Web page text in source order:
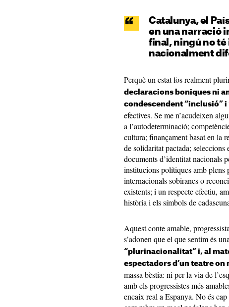
Catalunya, el
en una narració
final, ningú no
nacionalment
Perquè un estat fos realment
declaracions boniques ni
condescendent “inclusió” i
efectives. Se me n’acudeixen
a l’autodeterminació;
cultura; finançament basat en la
de solidaritat pactada; seleccions
documents d’identitat nacionals
institucions polítiques amb plens
internacionals sobiranes o
existents; i un respecte efectiu,
història i els símbols de
Aquest conte amable,
s’adonen que el que sentim és
“plurinacionalitat” i, al
espectadors d’un teatre on
massa bèstia: ni per la via de
amb els progressistes més
encaix real a Espanya. No és